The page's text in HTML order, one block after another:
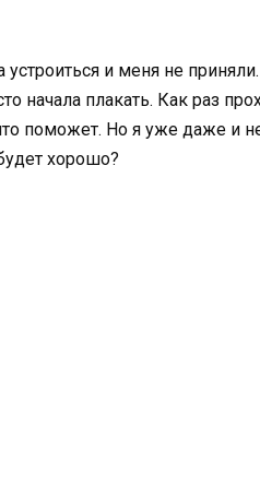
устроиться и меня не
начала плакать. Как раз
поможет. Но я уже даже и
хорошо?